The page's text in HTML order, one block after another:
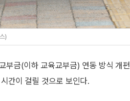
)
부금(이하 교육교부금) 연동 방식 개편
간이 걸릴 것으로 보인다.